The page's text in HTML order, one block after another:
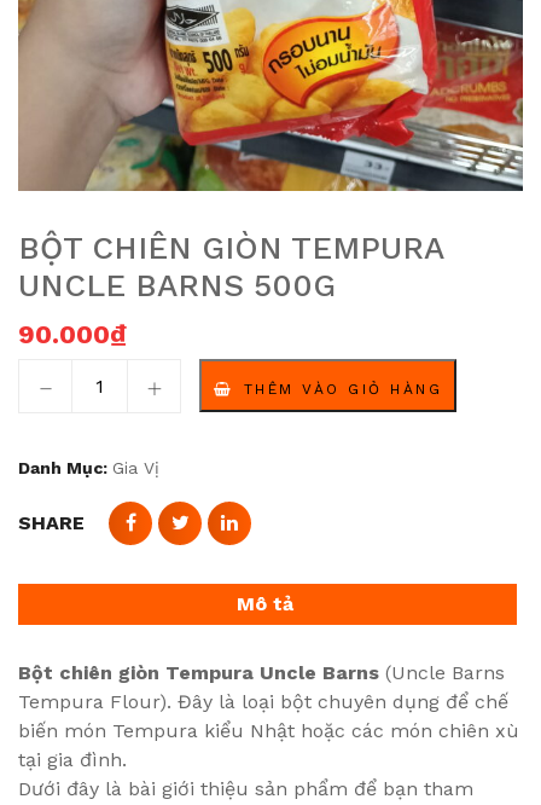
BỘT CHIÊN GIÒN TEMPURA
UNCLE BARNS 500G
90.000₫
THÊM VÀO GIỎ HÀNG
Danh Mục: Gia Vị
SHARE
Mô tả
Bột chiên giòn Tempura Uncle Barns (Uncle Barns
Tempura Flour). Đây là loại bột chuyên dụng để chế
biến món Tempura kiểu Nhật hoặc các món chiên xù
tại gia đình.
Dưới đây là bài giới thiệu sản phẩm để bạn tham